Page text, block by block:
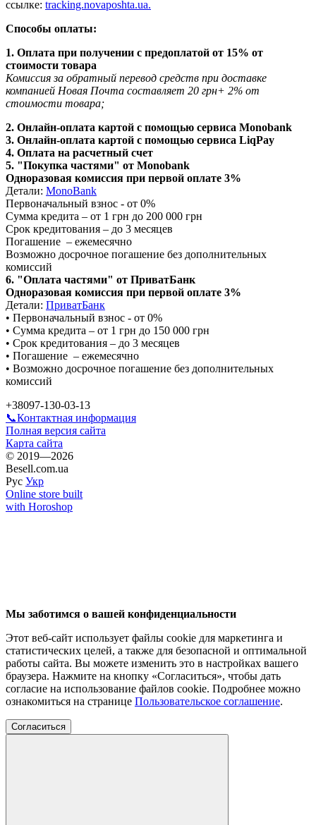
ссылке: tracking.novaposhta.ua.
Способы оплаты:
1. Оплата при получении с предоплатой от 15% от
стоимости товара
Комиссия за обратный перевод средств при доставке
компанией Новая Почта составляет 20 грн+ 2% от
стоимости товара;
2. Онлайн-оплата картой с помощью сервиса Monobank
3. Онлайн-оплата картой с помощью сервиса LiqPay
4. Оплата на расчетный счет
5. "Покупка частями" от Monobank
Одноразовая комиссия при первой оплате 3%
Детали: MonoBank
Первоначальный взнос - от 0%
Сумма кредита – от 1 грн до 200 000 грн
Срок кредитования – до 3 месяцев
Погашение – ежемесячно
Возможно досрочное погашение без дополнительных
комиссий
6. "Оплата частями" от ПриватБанк
Одноразовая комиссия при первой оплате 3%
Детали: ПриватБанк
•‎ Первоначальный взнос - от 0%
•‎ Сумма кредита – от 1 грн до 150 000 грн
•‎ Срок кредитования – до 3 месяцев
•‎ Погашение – ежемесячно
•‎ Возможно досрочное погашение без дополнительных
комиссий
+38097-130-03-13
📞Контактная информация
Полная версия сайта
Карта сайта
© 2019—2026
Besell.com.ua
Рус Укр
Online store built
with Horoshop
Мы заботимся о вашей конфиденциальности
Этот веб-сайт использует файлы cookie для маркетинга и
статистических целей, а также для безопасной и оптимальной
работы сайта. Вы можете изменить это в настройках вашего
браузера. Нажмите на кнопку «Согласиться», чтобы дать
согласие на использование файлов cookie. Подробнее можно
ознакомиться на странице Пользовательское соглашение.
Согласиться